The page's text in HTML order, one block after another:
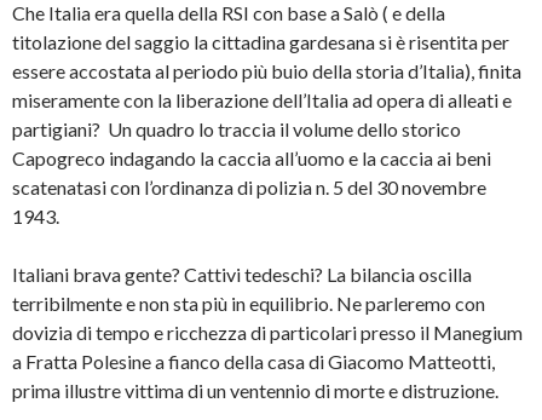
Che Italia era quella della RSI con base a Salò ( e della
titolazione del saggio la cittadina gardesana si è risentita per
essere accostata al periodo più buio della storia d’Italia), finita
miseramente con la liberazione dell’Italia ad opera di alleati e
partigiani? Un quadro lo traccia il volume dello storico
Capogreco indagando la caccia all’uomo e la caccia ai beni
scatenatasi con l’ordinanza di polizia n. 5 del 30 novembre
1943.
Italiani brava gente? Cattivi tedeschi? La bilancia oscilla
terribilmente e non sta più in equilibrio. Ne parleremo con
dovizia di tempo e ricchezza di particolari presso il Manegium
a Fratta Polesine a fianco della casa di Giacomo Matteotti,
prima illustre vittima di un ventennio di morte e distruzione.